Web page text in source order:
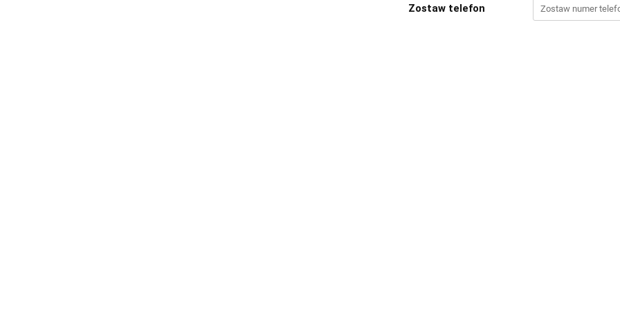
Zostaw telefon